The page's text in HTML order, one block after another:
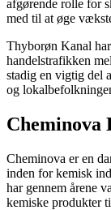
afgørende rolle for
med til at øge
Thyborøn Kanal
handelstrafikken
stadig en vigtig del
og
Cheminova
Cheminova er en
inden for kemisk
har gennem årene
kemiske produkter